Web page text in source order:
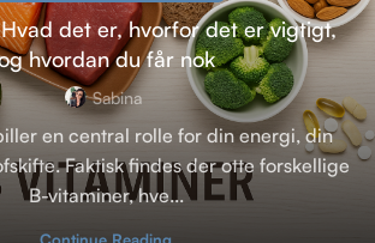
det er, hvorfor det er vigtigt,
hvordan du får nok
Sabina
en central rolle for din energi, din
Faktisk findes der otte forskellige
B-vitaminer, hve...